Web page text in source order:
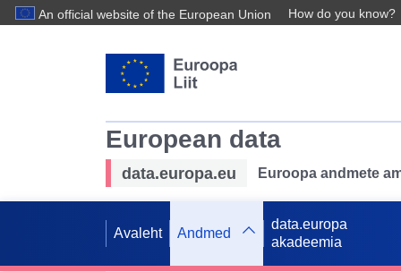
An official website of the European Union How do you know?
European data
data.europa.eu Euroopa andmete
Avaleht Andmed
data.europa
akadeemia